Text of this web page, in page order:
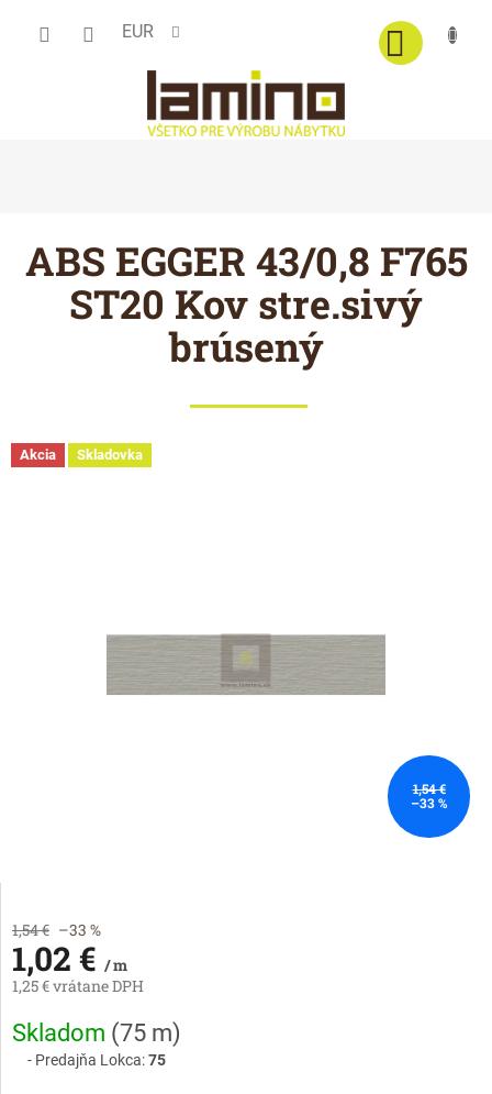
EUR
ABS EGGER 43/0,8 F765
ST20 Kov stre.sivý
brúsený
Akcia Skladovka
1,54 €
–33 %
1,54 € –33 %
1,02 € / m
1,25 € vrátane DPH
Jednotková
cena:
Skladom (75 m)
Predajňa Lokca:75